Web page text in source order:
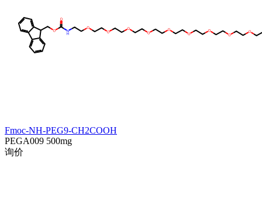
Fmoc-NH-PEG9-CH2COOH
PEGA009 500mg
询价